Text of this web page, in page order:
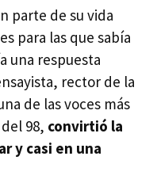
parte de su vida
para las que sabía
una respuesta
rector de la
de las voces más
98, convirtió la
y casi en una